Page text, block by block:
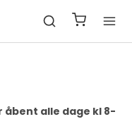
//
the pixel using SHA-256
alle dage kl 8-